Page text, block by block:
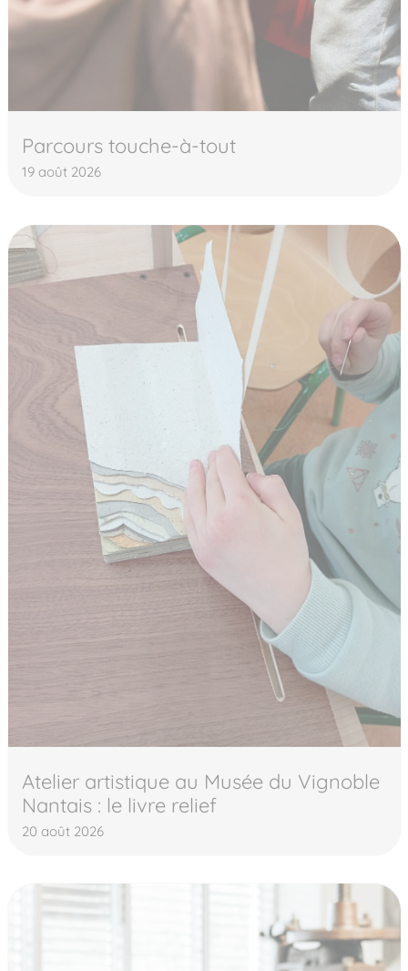
Parcours touche-à-tout
19 août 2026
Atelier artistique au Musée du Vignoble
Nantais : le livre relief
20 août 2026